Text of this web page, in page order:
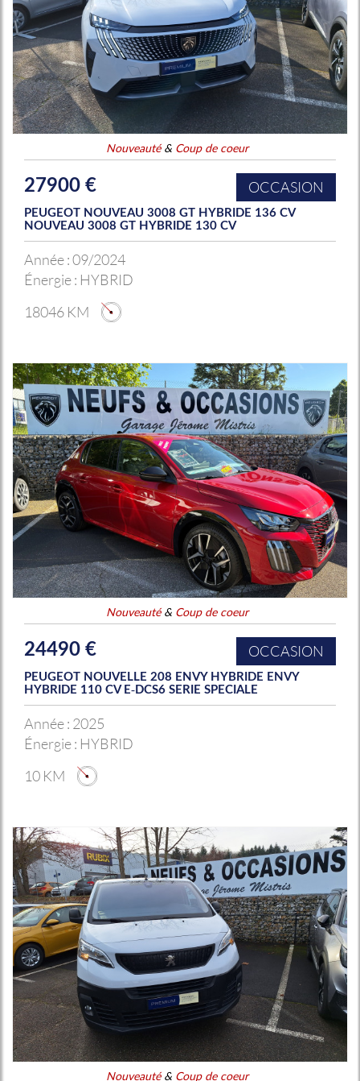
Nouveauté& Coup de coeur
27900 € OCCASION
PEUGEOT NOUVEAU 3008 GT HYBRIDE 136 CV
NOUVEAU 3008 GT HYBRIDE 130 CV
Année :09/2024
Énergie : HYBRID
18046 KM
Nouveauté& Coup de coeur
24490 € OCCASION
PEUGEOT NOUVELLE 208 ENVY HYBRIDE ENVY
HYBRIDE 110 CV E-DCS6 SERIE SPECIALE
Année : 2025
Énergie : HYBRID
10 KM
Nouveauté& Coup de coeur